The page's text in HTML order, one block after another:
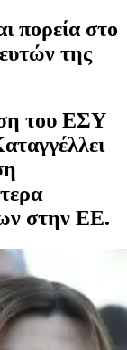
πορεία στο
της
του ΕΣΥ
στην ΕΕ.